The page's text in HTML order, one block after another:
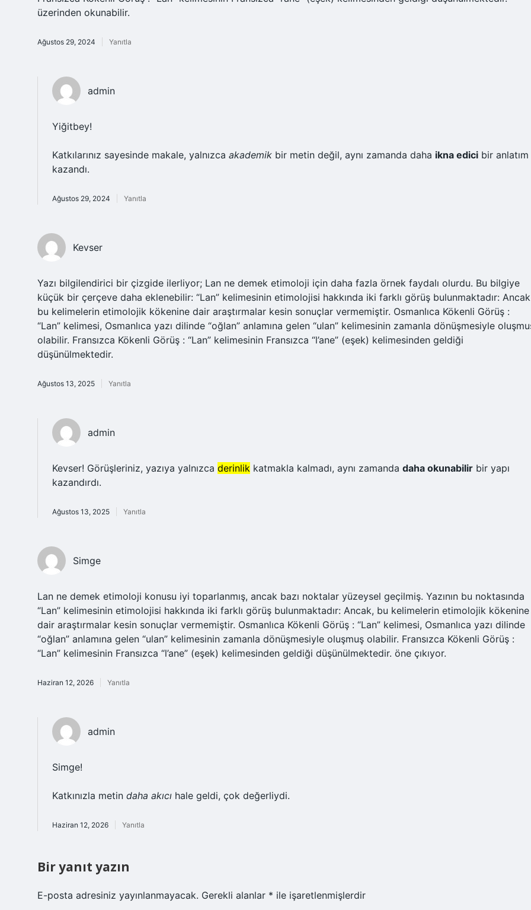
üzerinden okunabilir.
Ağustos 29, 2024 Yanıtla
admin
Yiğitbey!
Katkılarınız sayesinde makale, yalnızca akademik bir metin değil, aynı zamanda daha ikna edici bir anlatım
kazandı.
Ağustos 29, 2024 Yanıtla
Kevser
Yazı bilgilendirici bir çizgide ilerliyor; Lan ne demek etimoloji için daha fazla örnek faydalı olurdu. Bu bilgiye
küçük bir çerçeve daha eklenebilir: “Lan” kelimesinin etimolojisi hakkında iki farklı görüş bulunmaktadır:
bu kelimelerin etimolojik kökenine dair araştırmalar kesin sonuçlar vermemiştir. Osmanlıca Kökenli Görüş :
“Lan” kelimesi, Osmanlıca yazı dilinde “oğlan” anlamına gelen “ulan” kelimesinin zamanla dönüşmesiyle
olabilir. Fransızca Kökenli Görüş : “Lan” kelimesinin Fransızca “l’ane” (eşek) kelimesinden geldiği
düşünülmektedir.
Ağustos 13, 2025 Yanıtla
admin
Kevser! Görüşleriniz, yazıya yalnızca derinlik katmakla kalmadı, aynı zamanda daha okunabilir bir yapı
kazandırdı.
Ağustos 13, 2025 Yanıtla
Simge
Lan ne demek etimoloji konusu iyi toparlanmış, ancak bazı noktalar yüzeysel geçilmiş. Yazının bu noktasında
“Lan” kelimesinin etimolojisi hakkında iki farklı görüş bulunmaktadır: Ancak, bu kelimelerin etimolojik kökenine
dair araştırmalar kesin sonuçlar vermemiştir. Osmanlıca Kökenli Görüş : “Lan” kelimesi, Osmanlıca yazı dilinde
“oğlan” anlamına gelen “ulan” kelimesinin zamanla dönüşmesiyle oluşmuş olabilir. Fransızca Kökenli Görüş :
“Lan” kelimesinin Fransızca “l’ane” (eşek) kelimesinden geldiği düşünülmektedir. öne çıkıyor.
Haziran 12, 2026 Yanıtla
admin
Simge!
Katkınızla metin daha akıcı hale geldi, çok değerliydi.
Haziran 12, 2026 Yanıtla
Bir yanıt yazın
E-posta adresiniz yayınlanmayacak. Gerekli alanlar * ile işaretlenmişlerdir